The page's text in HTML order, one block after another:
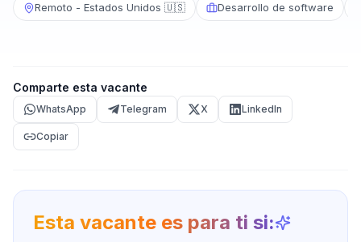
Remoto - Estados Unidos 🇺🇸 Desarrollo de software
Comparte esta vacante
WhatsApp Telegram X LinkedIn
Copiar
Esta vacante es para ti si: